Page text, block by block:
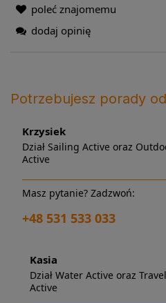
poleć znajomemu
dodaj opinię
Potrzebujesz porady
Krzysiek
Dział Sailing Active oraz
Active
Masz pytanie? Zadzwoń:
+48 531 533 033
Kasia
Dział Water Active oraz Travel
Active